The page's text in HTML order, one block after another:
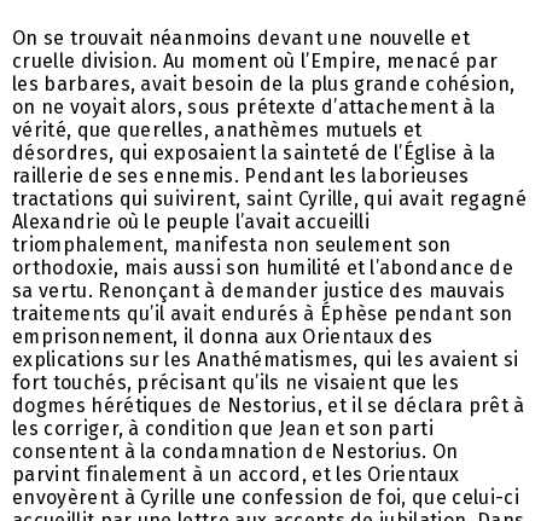
On se trouvait néanmoins devant une nouvelle et
cruelle division. Au moment où l’Empire, menacé par
les barbares, avait besoin de la plus grande cohésion,
on ne voyait alors, sous prétexte d’attachement à la
vérité, que querelles, anathèmes mutuels et
désordres, qui exposaient la sainteté de l’Église à la
raillerie de ses ennemis. Pendant les laborieuses
tractations qui suivirent, saint Cyrille, qui avait regagné
Alexandrie où le peuple l’avait accueilli
triomphalement, manifesta non seulement son
orthodoxie, mais aussi son humilité et l’abondance de
sa vertu. Renonçant à demander justice des mauvais
traitements qu’il avait endurés à Éphèse pendant son
emprisonnement, il donna aux Orientaux des
explications sur les Anathématismes, qui les avaient si
fort touchés, précisant qu’ils ne visaient que les
dogmes hérétiques de Nestorius, et il se déclara prêt à
les corriger, à condition que Jean et son parti
consentent à la condamnation de Nestorius. On
parvint finalement à un accord, et les Orientaux
envoyèrent à Cyrille une confession de foi, que celui-ci